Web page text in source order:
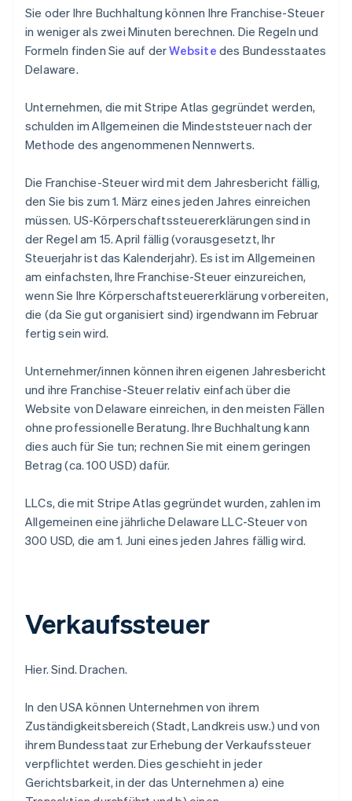
Sie oder Ihre Buchhaltung können Ihre Franchise-Steuer
in weniger als zwei Minuten berechnen. Die Regeln und
Formeln finden Sie auf derWebsite des Bundesstaates
Delaware.
Unternehmen, die mit Stripe Atlas gegründet werden,
schulden im Allgemeinen die Mindeststeuer nach der
Methode des angenommenen Nennwerts.
Die Franchise-Steuer wird mit dem Jahresbericht fällig,
den Sie bis zum 1. März eines jeden Jahres einreichen
müssen. US-Körperschaftssteuererklärungen sind in
der Regel am 15. April fällig (vorausgesetzt, Ihr
Steuerjahr ist das Kalenderjahr). Es ist im Allgemeinen
am einfachsten, Ihre Franchise-Steuer einzureichen,
wenn Sie Ihre Körperschaftsteuererklärung vorbereiten,
die (da Sie gut organisiert sind) irgendwann im Februar
fertig sein wird.
Unternehmer/innen können ihren eigenen Jahresbericht
und ihre Franchise-Steuer relativ einfach über die
Website von Delaware einreichen, in den meisten Fällen
ohne professionelle Beratung. Ihre Buchhaltung kann
dies auch für Sie tun; rechnen Sie mit einem geringen
Betrag (ca. 100 USD) dafür.
LLCs, die mit Stripe Atlas gegründet wurden, zahlen im
Allgemeinen eine jährliche Delaware LLC-Steuer von
300 USD, die am 1. Juni eines jeden Jahres fällig wird.
Verkaufssteuer
Hier. Sind. Drachen.
In den USA können Unternehmen von ihrem
Zuständigkeitsbereich (Stadt, Landkreis usw.) und von
ihrem Bundesstaat zur Erhebung der Verkaufssteuer
verpflichtet werden. Dies geschieht in jeder
Gerichtsbarkeit, in der das Unternehmen a) eine